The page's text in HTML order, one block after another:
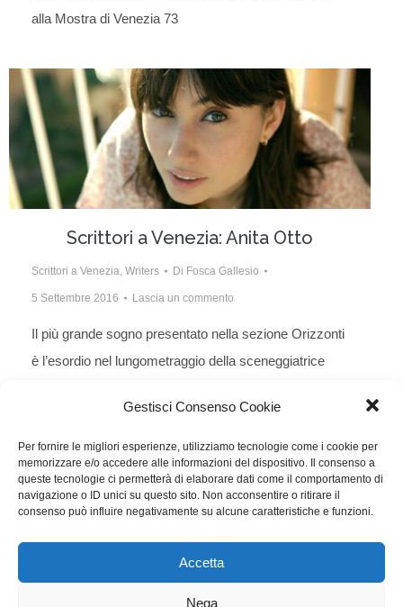
Gestisci Consenso Cookie
Per fornire le migliori esperienze, utilizziamo tecnologie come i cookie per
memorizzare e/o accedere alle informazioni del dispositivo. Il consenso a
queste tecnologie ci permetterà di elaborare dati come il comportamento di
navigazione o ID unici su questo sito. Non acconsentire o ritirare il
consenso può influire negativamente su alcune caratteristiche e funzioni.
Accetta
Nega
alla Mostra di Venezia 73
Scrittori a Venezia: Anita Otto
Scrittori a Venezia, Writers Di Fosca Gallesio
5 Settembre 2016 Lascia un commento
Il più grande sogno presentato nella sezione Orizzonti
è l’esordio nel lungometraggio della sceneggiatrice
Michele Vannucci
1 … 40 41 42 43 44
…
85